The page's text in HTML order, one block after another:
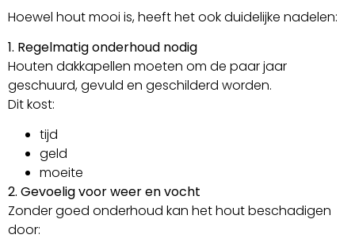
Hoewel hout mooi is, heeft het ook duidelijke nadelen:
1. Regelmatig onderhoud nodig
Houten dakkapellen moeten om de paar jaar
geschuurd, gevuld en geschilderd worden.
Dit kost:
tijd
geld
moeite
2. Gevoelig voor weer en vocht
Zonder goed onderhoud kan het hout beschadigen
door: